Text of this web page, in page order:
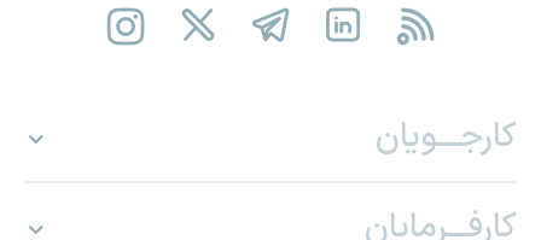
کارجـــویان
کارفـــرمایان